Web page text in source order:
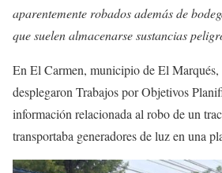
aparentemente robados además de
que suelen almacenarse sustancias
En El Carmen, municipio de El Marqués,
desplegaron Trabajos por Objetivos
información relacionada al robo de un
transportaba generadores de luz en una